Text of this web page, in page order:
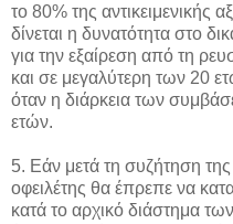
το 80% της αντικειμενικής
δίνεται η δυνατότητα στο
για την εξαίρεση από τη
και σε μεγαλύτερη των 20
όταν η διάρκεια των
ετών.
5. Εάν μετά τη συζήτηση της
οφειλέτης θα έπρεπε να
κατά το αρχικό διάστημα